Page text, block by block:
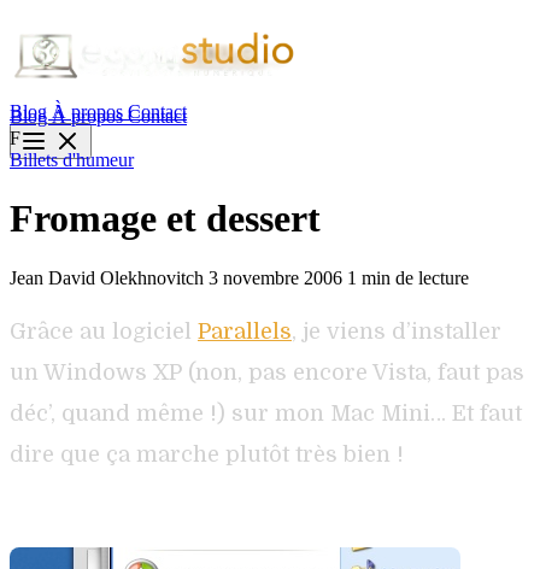
Blog À propos Contact
BlogÀ proposContact
F
Billets d'humeur
Fromage et dessert
Jean David Olekhnovitch 3 novembre 2006 1 min de lecture
Grâce au logiciel Parallels, je viens d’installer
un Windows XP (non, pas encore Vista, faut pas
déc’, quand même !) sur mon Mac Mini… Et faut
dire que ça marche plutôt très bien !